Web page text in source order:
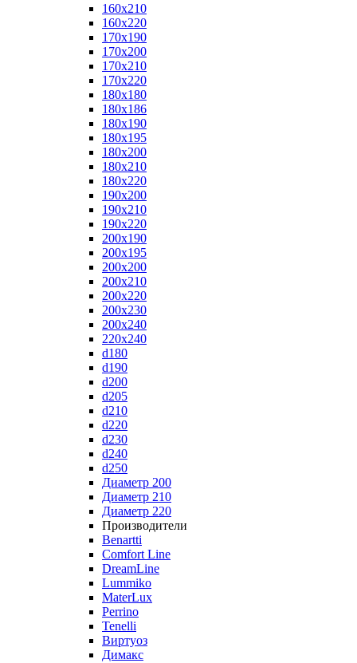
160x210
160x220
170x190
170x200
170x210
170x220
180x180
180x186
180x190
180x195
180x200
180x210
180x220
190x200
190x210
190x220
200x190
200x195
200x200
200x210
200x220
200x230
200x240
220x240
d180
d190
d200
d205
d210
d220
d230
d240
d250
Диаметр 200
Диаметр 210
Диаметр 220
Производители
Benartti
Comfort Line
DreamLine
Lummiko
MaterLux
Perrino
Tenelli
Виртуоз
Димакс